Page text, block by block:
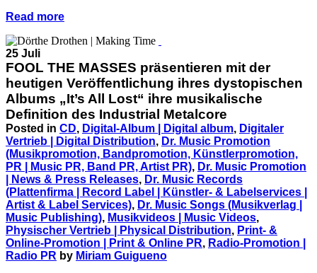
Read more
25 Juli
FOOL THE MASSES präsentieren mit der
heutigen Veröffentlichung ihres dystopischen
Albums „It’s All Lost“ ihre musikalische
Definition des Industrial Metalcore
Posted in CD, Digital-Album | Digital album, Digitaler
Vertrieb | Digital Distribution, Dr. Music Promotion
(Musikpromotion, Bandpromotion, Künstlerpromotion,
PR | Music PR, Band PR, Artist PR), Dr. Music Promotion
| News & Press Releases, Dr. Music Records
(Plattenfirma | Record Label | Künstler- & Labelservices |
Artist & Label Services), Dr. Music Songs (Musikverlag |
Music Publishing), Musikvideos | Music Videos,
Physischer Vertrieb | Physical Distribution, Print- &
Online-Promotion | Print & Online PR, Radio-Promotion |
Radio PR by Miriam Guigueno